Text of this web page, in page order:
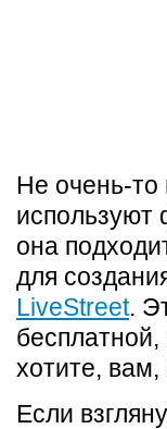
Не очень-то
используют
она
для
LiveStreet.
хотите, вам,
Если